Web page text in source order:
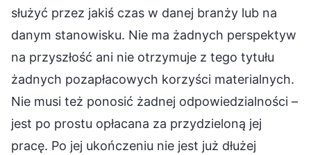
służyć przez jakiś czas w danej branży lub na
danym stanowisku. Nie ma żadnych perspektyw
na przyszłość ani nie otrzymuje z tego tytułu
żadnych pozapłacowych korzyści materialnych.
Nie musi też ponosić żadnej odpowiedzialności –
jest po prostu opłacana za przydzieloną jej
pracę. Po jej ukończeniu nie jest już dłużej